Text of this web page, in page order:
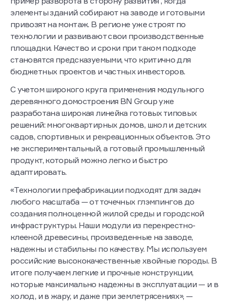
элементы зданий собирают на заводе и готовыми
привозят на монтаж. В регионе уже строят по
технологии и развивают свои производственные
площадки. Качество и сроки при таком подходе
становятся предсказуемыми, что критично для
бюджетных проектов и частных инвесторов.
С учетом широкого круга применения модульного
деревянного домостроения BN Group уже
разработана широкая линейка готовых типовых
решений: многоквартирных домов, школ и детских
садов, спортивных и рекреационных объектов. Это
не экспериментальный, а готовый промышленный
продукт, который можно легко и быстро
адаптировать.
«Технологии префабрикации подходят для задач
любого масштаба — от точечных глэмпингов до
создания полноценной жилой среды и городской
инфраструктуры. Наши модули из перекрестно-
клееной древесины, произведенные на заводе,
надежны и стабильны по качеству. Мы используем
российские высококачественные хвойные породы. В
итоге получаем легкие и прочные конструкции,
которые максимально надежны в эксплуатации — и в
холод, и в жару, и даже при землетрясениях», —